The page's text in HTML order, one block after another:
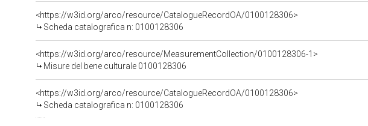
<https://w3id.org/arco/resource/CatalogueRecordOA/0100128306>
Scheda catalografica n: 0100128306
<https://w3id.org/arco/resource/MeasurementCollection/0100128306-1>
Misure del bene culturale 0100128306
<https://w3id.org/arco/resource/CatalogueRecordOA/0100128306>
Scheda catalografica n: 0100128306